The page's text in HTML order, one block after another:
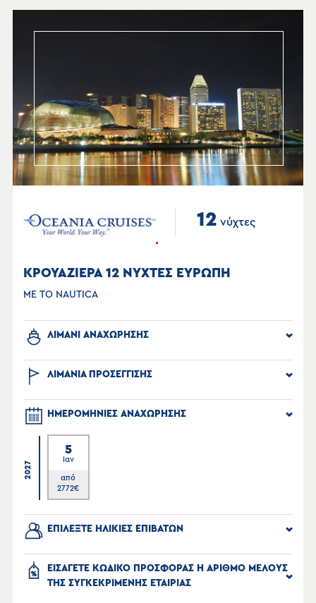
12 νύχτες
ΚΡΟΥΑΖΙΕΡΑ 12 ΝΥΧΤΕΣ ΕΥΡΩΠΗ
ΜΕ ΤΟ NAUTICA
ΛΙΜΑΝΙ ΑΝΑΧΩΡΗΣΗΣ
ΛΙΜΑΝΙΑ ΠΡΟΣΕΓΓΙΣΗΣ
ΗΜΕΡΟΜΗΝΙΕΣ ΑΝΑΧΩΡΗΣΗΣ
2027
5
Ιαν
από
2772€
ΕΠΙΛΕΞΤΕ ΗΛΙΚΙΕΣ ΕΠΙΒΑΤΩΝ
ΕΙΣΑΓΕΤΕ ΚΩΔΙΚΟ ΠΡΟΣΦΟΡΑΣ Η ΑΡΙΘΜΟ ΜΕΛΟΥΣ
ΤΗΣ ΣΥΓΚΕΚΡΙΜΕΝΗΣ ΕΤΑΙΡΙΑΣ